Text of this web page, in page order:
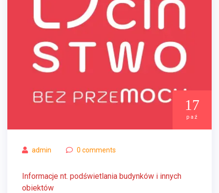
admin 0 comments
17
paź
Informacje nt. podświetlania budynków i innych
obiektów